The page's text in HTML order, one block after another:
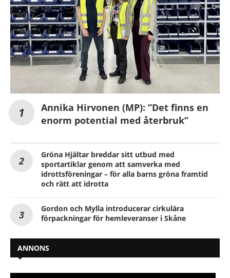
Annika Hirvonen (MP): ”Det finns en
enorm potential med återbruk”
Gröna Hjältar breddar sitt utbud med
sportartiklar genom att samverka med
idrottsföreningar – för alla barns gröna framtid
och rätt att idrotta
Gordon och Mylla introducerar cirkulära
förpackningar för hemleveranser i Skåne
ANNONS